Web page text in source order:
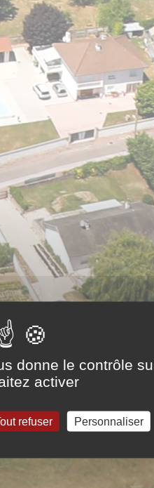
donne le contrôle
activer
refuser Personnaliser